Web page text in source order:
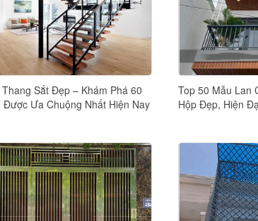
Sắt Đẹp – Khám Phá 60
Được Ưa Chuộng Nhất Hiện Nay
Top 50 Mẫu Lan
Hộp Đẹp, Hiện